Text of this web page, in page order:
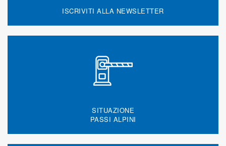
ISCRIVITI ALLA NEWSLETTER
SITUAZIONE
PASSI ALPINI